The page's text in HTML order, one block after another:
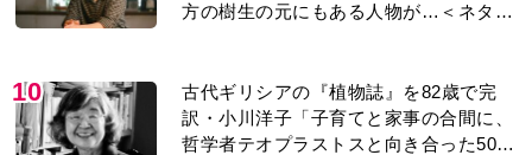
方の樹生の元にもある人物が…＜ネタバ
10
古代ギリシアの『植物誌』を82歳で完
訳・小川洋子「子育てと家事の合間に、
哲学者テオプラストスと向き合った50